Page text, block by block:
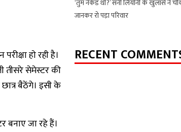
हाे रही है।
तीसरे सेमेस्टर की
बैठेंगे। इसी के
बनाए जा रहे हैं।
‘तुम नेकेड थीं?’ सनी लियोनी के खुलासे ने
जानकर रो पड़ा परिवार
RECENT